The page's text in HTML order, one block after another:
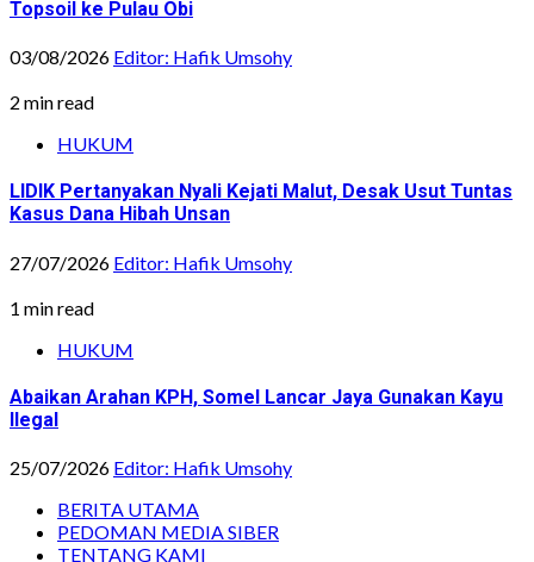
Topsoil ke Pulau Obi
03/08/2026 Editor: Hafik Umsohy
2 min read
HUKUM
LIDIK Pertanyakan Nyali Kejati Malut, Desak Usut Tuntas
Kasus Dana Hibah Unsan
27/07/2026 Editor: Hafik Umsohy
1 min read
HUKUM
Abaikan Arahan KPH, Somel Lancar Jaya Gunakan Kayu
Ilegal
25/07/2026 Editor: Hafik Umsohy
BERITA UTAMA
PEDOMAN MEDIA SIBER
TENTANG KAMI